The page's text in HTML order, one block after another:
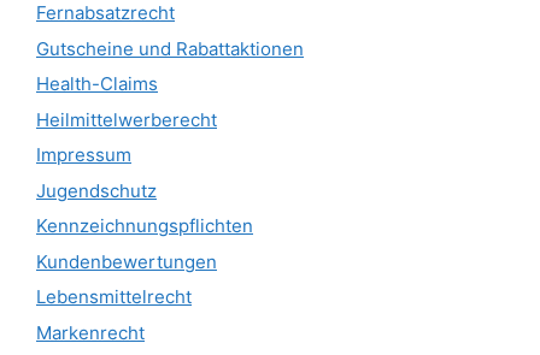
Fernabsatzrecht
Gutscheine und Rabattaktionen
Health-Claims
Heilmittelwerberecht
Impressum
Jugendschutz
Kennzeichnungspflichten
Kundenbewertungen
Lebensmittelrecht
Markenrecht